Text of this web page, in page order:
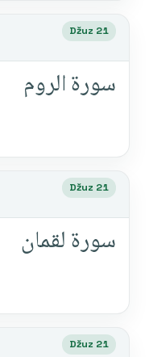
Džuz 21
سورة الروم
Džuz 21
سورة لقمان
Džuz 21